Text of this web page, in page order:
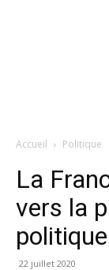
Accueil Politique
La
vers la
22 juillet 2020